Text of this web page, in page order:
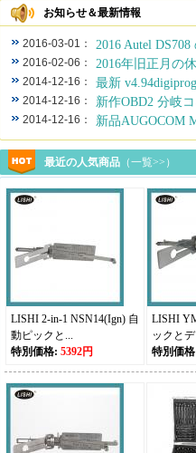
お知らせ＆最新情報
2016-03-01： 2016 Autel
2016-02-06： 2016年旧正月の
2014-12-16： 最新
2014-12-16： 新作OBD2 分岐
2014-12-16： 新品AUGOCOM
最近の人気商品 （一覧>>）
LISHI 2-in-1 NSN14(Ign) 自
動ピックと...
特別価格: 5392円
LISHI
ックと
特別価